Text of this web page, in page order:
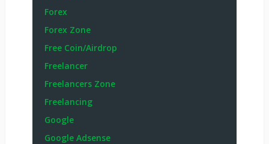
Forex
Forex Zone
Free Coin/Airdrop
Freelancer
Freelancers Zone
Freelancing
Google
Google Adsense